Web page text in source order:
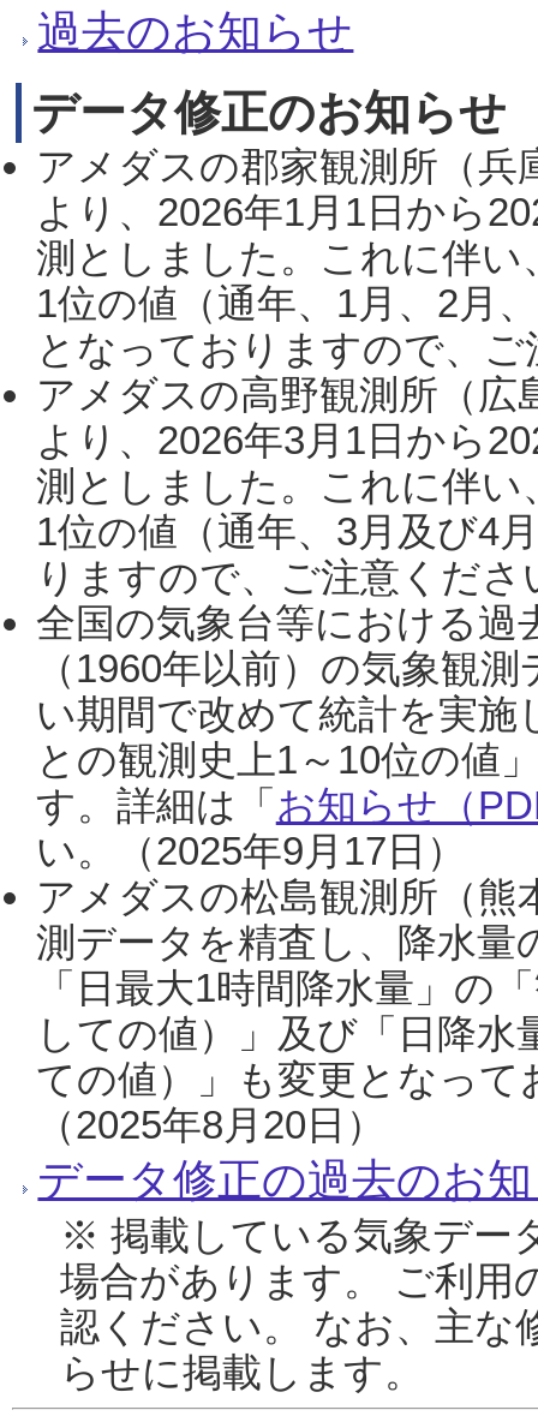
過去のお知らせ
データ修正のお知らせ
アメダスの郡家観測所（
より、2026年1月1日から
測としました。これに伴い
1位の値（通年、1月、2月
となっておりますので、
アメダスの高野観測所（
より、2026年3月1日から
測としました。これに伴い
1位の値（通年、3月及び4
りますので、ご注意くだ
全国の気象台等における過
（1960年以前）の気象観
い期間で改めて統計を実
との観測史上1～10位の値
す。詳細は「 お知らせ（
い。（2025年9月17日）
アメダスの松島観測所（熊
測データを精査し、降水
「日最大1時間降水量」の
しての値）」及び「日降
ての値）」も変更となっ
（2025年8月20日）
データ修正の過去のお
※ 掲載している気象デー
場合があります。 ご利用
認ください。 なお、主な
らせに掲載します。